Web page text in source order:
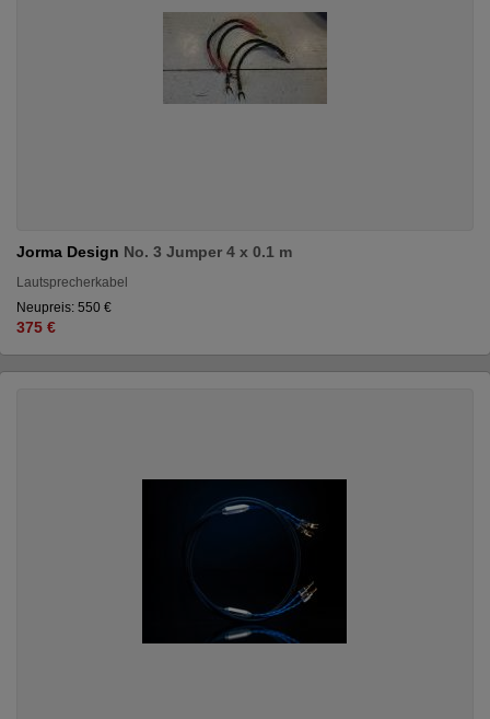
Jorma Design No. 3 Jumper 4 x 0.1 m
Lautsprecherkabel
Neupreis: 550 €
375 €